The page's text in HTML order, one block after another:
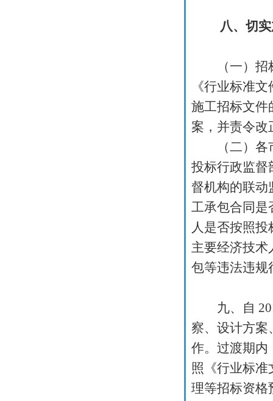
八、切实
（一）招标
《行业标准
施工招标文件
案，并责令改
（二）各市
投标行政监督
督机构的联动
工承包合同是
人是否按照
主要经济技术
包等违法违规
九、自
察、设计方案
作。过渡期内
照《行业标
理等招标资格